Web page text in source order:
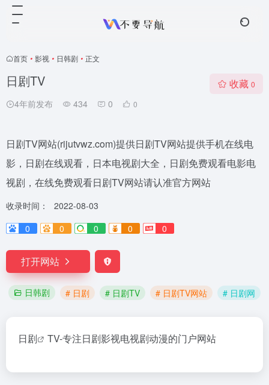
首页 • 影视 • 日韩剧 • 正文
日剧TV
4年前发布 434 0 0
收藏 0
日剧TV网站(rijutvwz.com)提供日剧TV网站提供手机在线电
影，日剧在线观看，日本电视剧大全，日剧免费观看电影电
视剧，在线免费观看日剧TV网站请认准官方网站
收录时间：
2022-08-03
0
0 0 0 0
打开网站
日韩剧 # 日剧 # 日剧TV # 日剧TV网站 # 日剧网
日剧 TV-专注日剧影视电视剧动漫的门户网站